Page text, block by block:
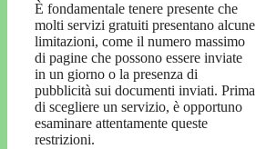
È fondamentale tenere presente che
molti servizi gratuiti presentano alcune
limitazioni, come il numero massimo
di pagine che possono essere inviate
in un giorno o la presenza di
pubblicità sui documenti inviati. Prima
di scegliere un servizio, è opportuno
esaminare attentamente queste
restrizioni.